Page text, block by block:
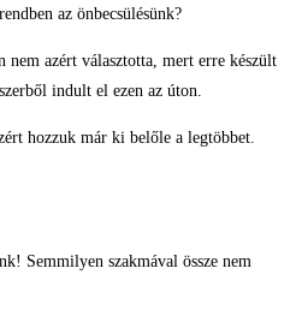
az önbecsülésünk?
nem azért választotta, mert erre készült
indult el ezen az úton.
hozzuk már ki belőle a legtöbbet.
Semmilyen szakmával össze nem